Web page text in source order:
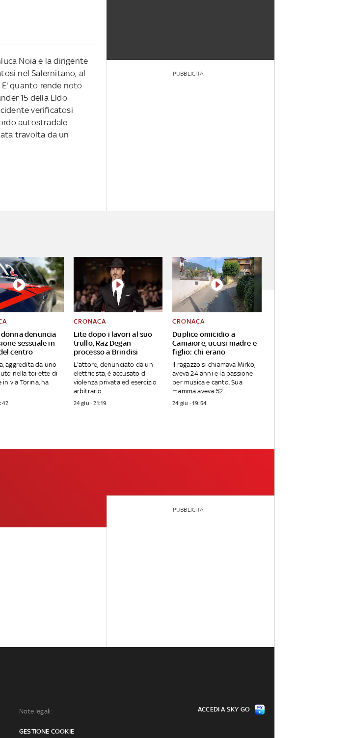
Noia e la dirigente
nel Salernitano, al
quanto rende noto
15 della Eldo
verificatosi
autostradale
travolta da un
PUBBLICITÀ
denuncia
sessuale in
centro
aggredita da uno
nella toilette di
in via Torina, ha
Lite dopo i lavori al suo
trullo, Raz Degan
processo a Brindisi
CRONACA
L'attore, denunciato da un
elettricista, è accusato di
violenza privata ed esercizio
arbitrario...
24 giu - 21:19
Duplice omicidio a
Camaiore, uccisi madre e
figlio: chi erano
CRONACA
Il ragazzo si chiamava Mirko,
aveva 24 anni e la passione
per musica e canto. Sua
mamma aveva 52...
24 giu - 19:54
PUBBLICITÀ
Note legali:
GESTIONE COOKIE
ACCEDI A SKY GO